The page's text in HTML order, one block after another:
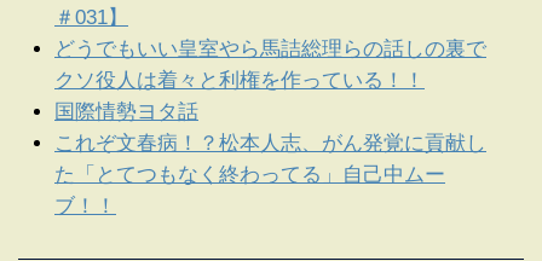
＃031】
どうでもいい皇室やら馬詰総理らの話しの裏で
クソ役人は着々と利権を作っている！！
国際情勢ヨタ話
これぞ文春病！？松本人志、がん発覚に貢献し
た「とてつもなく終わってる」自己中ムー
ブ！！